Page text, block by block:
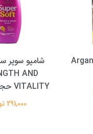
شامپو سوپر سافت مدل
STRENGTH AND